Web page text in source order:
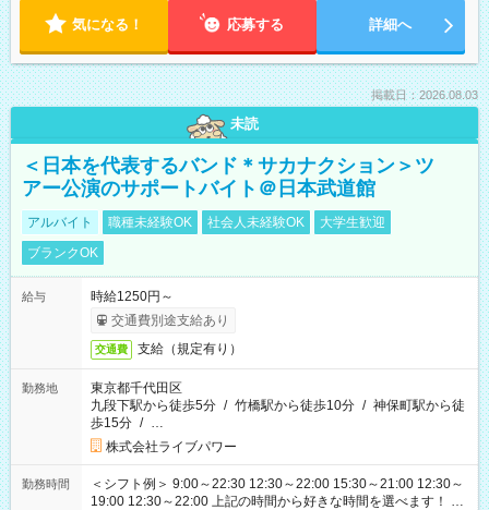
気になる！ 応募する 詳細へ
掲載日：2026.08.03
未読
＜日本を代表するバンド＊サカナクション＞ツ
アー公演のサポートバイト＠日本武道館
アルバイト 職種未経験OK 社会人未経験OK
大学生歓迎
ブランクOK
給与
時給1250円～
交通費別途支給あり
交通費 支給（規定有り）
勤務地
東京都千代田区
九段下駅から徒歩5分 / 竹橋駅から徒歩10分 / 神保町駅から徒
歩15分 / …
株式会社ライブパワー
勤務時間
＜シフト例＞ 9:00～22:30 12:30～22:00 15:30～21:00 12:30～
19:00 12:30～22:00 上記の時間から好きな時間を選べます！ ※